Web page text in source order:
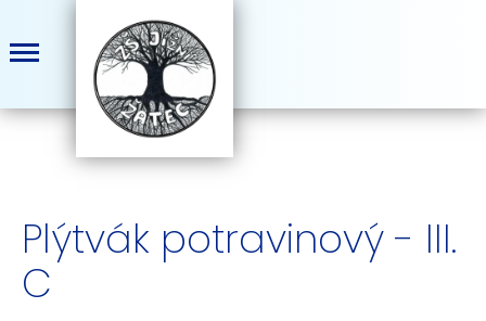
Plýtvák potravinový - III.
C